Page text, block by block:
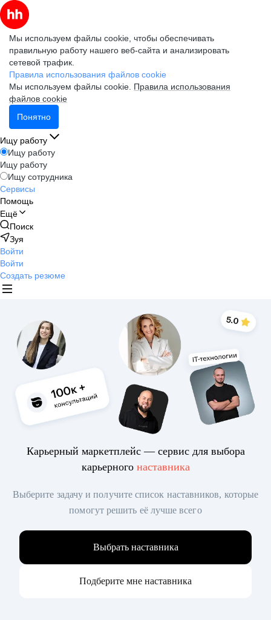
Мы используем файлы cookie, чтобы обеспечивать
правильную работу нашего веб-сайта и анализировать
сетевой трафик.
Правила использования файлов cookie
Мы используем файлы cookie. Правила использования
файлов cookie
Понятно
Ищу работу
Ищу работу
Ищу работу
Ищу сотрудника
Сервисы
Помощь
Ещё
Поиск
Зуя
Войти
Войти
Создать резюме
Карьерный маркетплейс — сервис для выбора
карьерного наставника
Выберите задачу и получите список наставников, которые
помогут решить её лучше всего
Выбрать наставника
Подберите мне наставника